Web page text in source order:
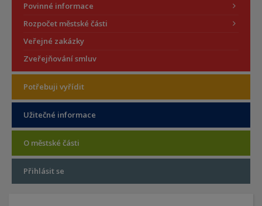
Povinné informace
Rozpočet městské části
Veřejné zakázky
Zveřejňování smluv
Potřebuji vyřídit
Užitečné informace
O městské části
Přihlásit se